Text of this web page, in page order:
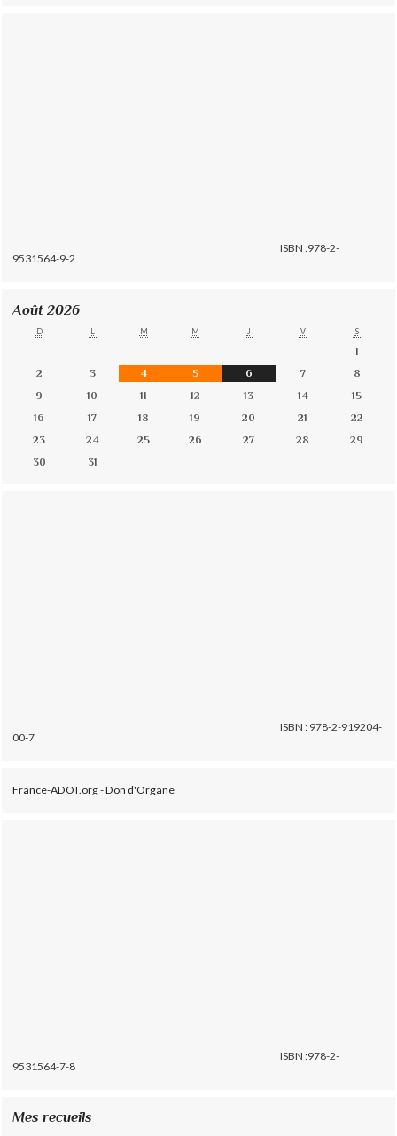
ISBN :978-2-
9531564-9-2
Août 2026
D L M M J V S
1
2
3 4 5 6 7
8
9
10 11 12 13 14
15
16
17 18 19 20 21
22
23
24 25 26 27 28
29
30
31
ISBN : 978-2-919204-
00-7
France-ADOT.org - Don d'Organe
ISBN :978-2-
9531564-7-8
Mes recueils